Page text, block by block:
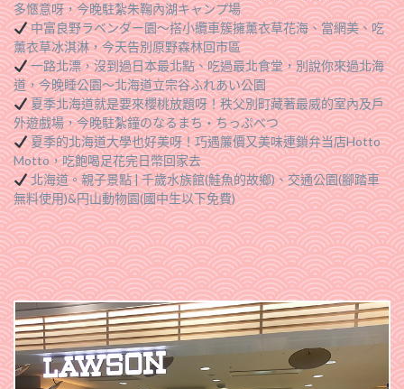
多愜意呀，今晚駐紮朱鞠內湖キャンプ場
中富良野ラベンダー園～搭小纜車簇擁薰衣草花海、當網美、吃
薰衣草冰淇淋，今天告別原野森林回市區
一路北漂，沒到過日本最北點、吃過最北食堂，別說你來過北海
道，今晚睡公園～北海道立宗谷ふれあい公園
夏季北海道就是要來櫻桃放題呀！秩父別町藏著最威的室內及戶
外遊戲場，今晚駐紮鐘のなるまち・ちっぷべつ
夏季的北海道大學也好美呀！巧遇簾價又美味連鎖弁当店Hotto
Motto，吃飽喝足花完日幣回家去
北海道。親子景點 | 千歲水族館(鮭魚的故鄉)、交通公園(腳踏車
無料使用)&円山動物園(國中生以下免費)